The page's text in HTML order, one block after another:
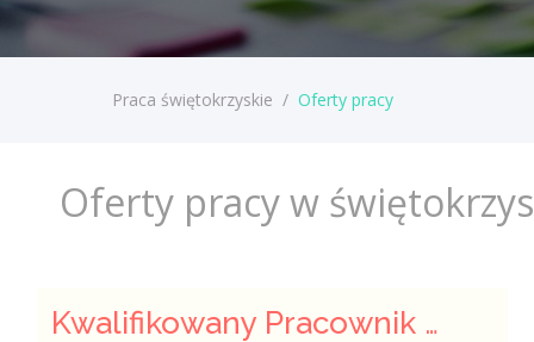
Praca świętokrzyskie / Oferty pracy
Oferty pracy w
Kwalifikowany Pracownik / Kwalifikowana Pracowniczka Ochrony